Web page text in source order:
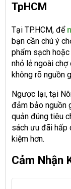
TpHCM
Tại TP.HCM, để
bạn cần chú ý
phẩm sạch
nhỏ lẻ ngoài
không rõ nguồn
Ngược lại, tại
đảm bảo nguồn
quản đúng tiêu
sách ưu đãi hấp
kiệm hơn.
Cảm Nhận